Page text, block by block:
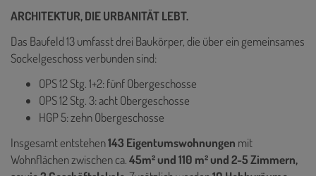
ARCHITEKTUR, DIE URBANITÄT LEBT.
Das Baufeld 13 umfasst drei Baukörper, die über ein gemeinsames
Sockelgeschoss verbunden sind:
OPS 12 Stg. 1+2: fünf Obergeschosse
OPS 12 Stg. 3: acht Obergeschosse
HGP 5: zehn Obergeschosse
Insgesamt entstehen143 Eigentumswohnungen mit
Wohnflächen zwischen ca.45m² und 110 m² und 2-5 Zimmern,